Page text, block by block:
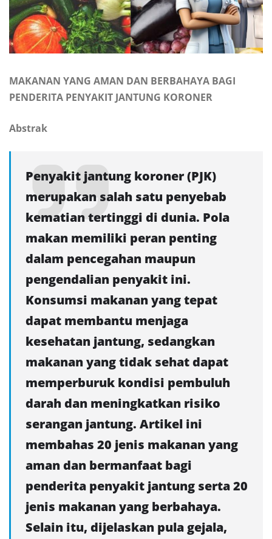
MAKANAN YANG AMAN DAN BERBAHAYA BAGI
PENDERITA PENYAKIT JANTUNG KORONER
Abstrak
Penyakit jantung koroner (PJK)
merupakan salah satu penyebab
kematian tertinggi di dunia. Pola
makan memiliki peran penting
dalam pencegahan maupun
pengendalian penyakit ini.
Konsumsi makanan yang tepat
dapat membantu menjaga
kesehatan jantung, sedangkan
makanan yang tidak sehat dapat
memperburuk kondisi pembuluh
darah dan meningkatkan risiko
serangan jantung. Artikel ini
membahas 20 jenis makanan yang
aman dan bermanfaat bagi
penderita penyakit jantung serta 20
jenis makanan yang berbahaya.
Selain itu, dijelaskan pula gejala,